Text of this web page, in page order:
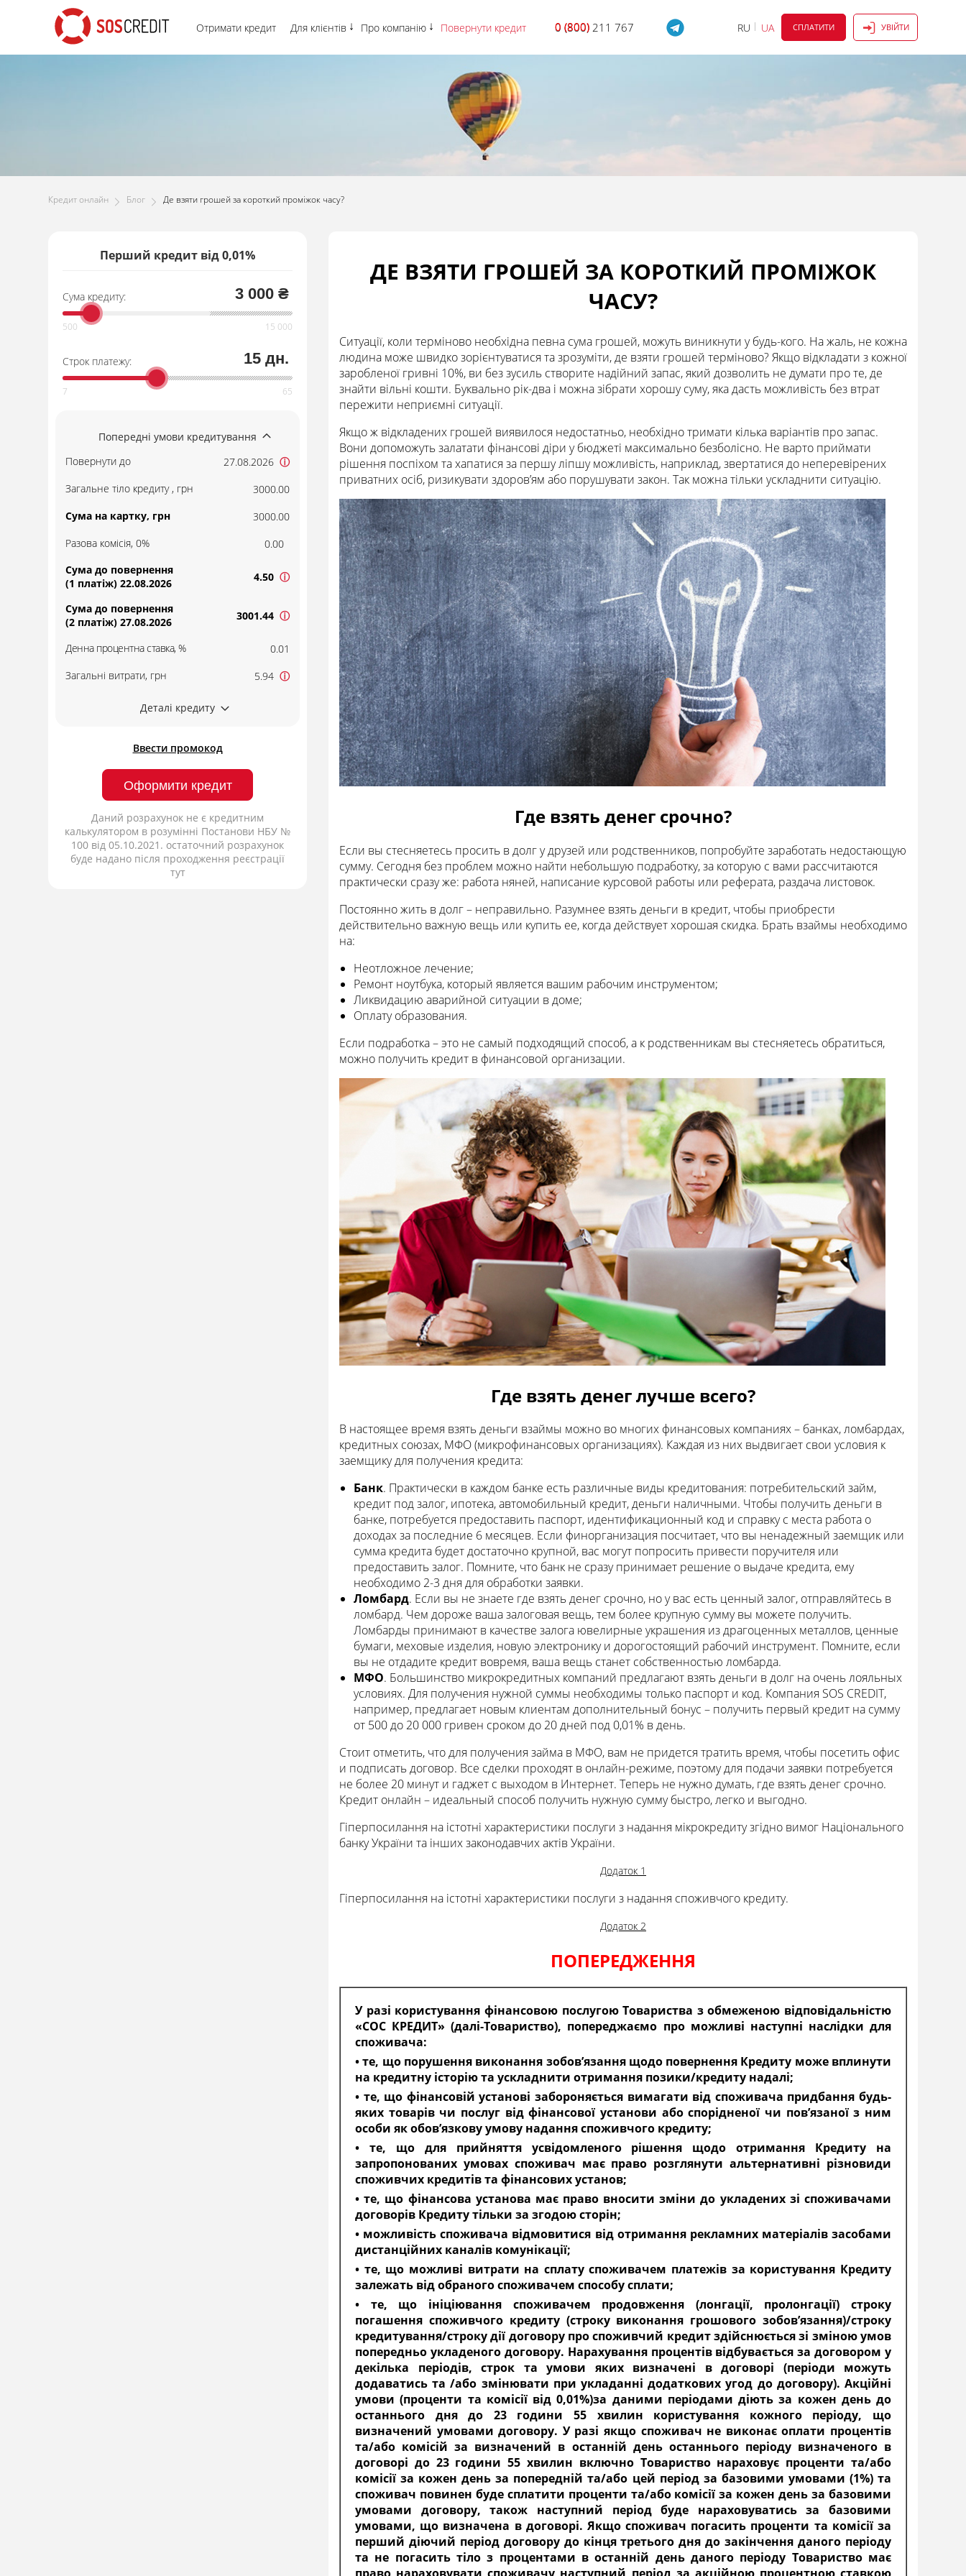
Отримати кредит Для клієнтів Про компанію Повернути кредит 0 (800)
0 (800) 211 767 RU UA СПЛАТИТИ УВІЙТИ
Кредит онлайн Блог Де взяти грошей за короткий проміжок часу?
Перший кредит від 0,01%
Сума кредиту: 3 000 ₴
Строк платежу: 15 дн.
Попередні умови кредитування
Повернути до
27.08.2026 ⓘ
Загальне тіло кредиту , грн
3000.00
Сума на картку, грн
3000.00
Разова комісія, 0%
0.00
Сума до повернення
(1 платіж) 22.08.2026
4.50 ⓘ
Сума до повернення
(2 платіж) 27.08.2026
3001.44 ⓘ
Денна процентна ставка, %
0.01
Загальні витрати, грн
5.94 ⓘ
Деталі кредиту
Ввести промокод
Оформити кредит
Даний розрахунок не є кредитним
калькулятором в розумінні Постанови НБУ №
100 від 05.10.2021. остаточний розрахунок
буде надано після проходження реєстрації
тут
ДЕ ВЗЯТИ ГРОШЕЙ ЗА КОРОТКИЙ ПРОМІЖОК
ЧАСУ?
Ситуації, коли терміново необхідна певна сума грошей, можуть виникнути у будь-кого. На жаль, не кожна
людина може швидко зорієнтуватися та зрозуміти, де взяти грошей терміново? Якщо відкладати з кожної
заробленої гривні 10%, ви без зусиль створите надійний запас, який дозволить не думати про те, де
знайти вільні кошти. Буквально рік-два і можна зібрати хорошу суму, яка дасть можливість без втрат
пережити неприємні ситуації.
Якщо ж відкладених грошей виявилося недостатньо, необхідно тримати кілька варіантів про запас.
Вони допоможуть залатати фінансові діри у бюджеті максимально безболісно. Не варто приймати
рішення поспіхом та хапатися за першу ліпшу можливість, наприклад, звертатися до неперевірених
приватних осіб, ризикувати здоров’ям або порушувати закон. Так можна тільки ускладнити ситуацію.
Где взять денег срочно?
Если вы стесняетесь просить в долг у друзей или родственников, попробуйте заработать недостающую
сумму. Сегодня без проблем можно найти небольшую подработку, за которую с вами рассчитаются
практически сразу же: работа няней, написание курсовой работы или реферата, раздача листовок.
Постоянно жить в долг – неправильно. Разумнее взять деньги в кредит, чтобы приобрести
действительно важную вещь или купить ее, когда действует хорошая скидка. Брать взаймы необходимо
на:
Неотложное лечение;
Ремонт ноутбука, который является вашим рабочим инструментом;
Ликвидацию аварийной ситуации в доме;
Оплату образования.
Если подработка – это не самый подходящий способ, а к родственникам вы стесняетесь обратиться,
можно получить кредит в финансовой организации.
Где взять денег лучше всего?
В настоящее время взять деньги взаймы можно во многих финансовых компаниях – банках, ломбардах,
кредитных союзах, МФО (микрофинансовых организациях). Каждая из них выдвигает свои условия к
заемщику для получения кредита:
Банк. Практически в каждом банке есть различные виды кредитования: потребительский займ,
кредит под залог, ипотека, автомобильный кредит, деньги наличными. Чтобы получить деньги в
банке, потребуется предоставить паспорт, идентификационный код и справку с места работа о
доходах за последние 6 месяцев. Если финорганизация посчитает, что вы ненадежный заемщик или
сумма кредита будет достаточно крупной, вас могут попросить привести поручителя или
предоставить залог. Помните, что банк не сразу принимает решение о выдаче кредита, ему
необходимо 2-3 дня для обработки заявки.
Ломбард. Если вы не знаете где взять денег срочно, но у вас есть ценный залог, отправляйтесь в
ломбард. Чем дороже ваша залоговая вещь, тем более крупную сумму вы можете получить.
Ломбарды принимают в качестве залога ювелирные украшения из драгоценных металлов, ценные
бумаги, меховые изделия, новую электронику и дорогостоящий рабочий инструмент. Помните, если
вы не отдадите кредит вовремя, ваша вещь станет собственностью ломбарда.
МФО. Большинство микрокредитных компаний предлагают взять деньги в долг на очень лояльных
условиях. Для получения нужной суммы необходимы только паспорт и код. Компания SOS CREDIT,
например, предлагает новым клиентам дополнительный бонус – получить первый кредит на сумму
от 500 до 20 000 гривен сроком до 20 дней под 0,01% в день.
Стоит отметить, что для получения займа в МФО, вам не придется тратить время, чтобы посетить офис
и подписать договор. Все сделки проходят в онлайн-режиме, поэтому для подачи заявки потребуется
не более 20 минут и гаджет с выходом в Интернет. Теперь не нужно думать, где взять денег срочно.
Кредит онлайн – идеальный способ получить нужную сумму быстро, легко и выгодно.
Гіперпосилання на істотні характеристики послуги з надання мікрокредиту згідно вимог Національного
банку України та інших законодавчих актів України.
Додаток 1
Гіперпосилання на істотні характеристики послуги з надання споживчого кредиту.
Додаток 2
ПОПЕРЕДЖЕННЯ
У разі користування фінансовою послугою Товариства з обмеженою відповідальністю
«СОС КРЕДИТ» (далі-Товариство), попереджаємо про можливі наступні наслідки для
споживача:
• те, що порушення виконання зобов’язання щодо повернення Кредиту може вплинути
на кредитну історію та ускладнити отримання позики/кредиту надалі;
• те, що фінансовій установі забороняється вимагати від споживача придбання будь-
яких товарів чи послуг від фінансової установи або спорідненої чи пов’язаної з ним
особи як обов’язкову умову надання споживчого кредиту;
• те, що для прийняття усвідомленого рішення щодо отримання Кредиту на
запропонованих умовах споживач має право розглянути альтернативні різновиди
споживчих кредитів та фінансових установ;
• те, що фінансова установа має право вносити зміни до укладених зі споживачами
договорів Кредиту тільки за згодою сторін;
• можливість споживача відмовитися від отримання рекламних матеріалів засобами
дистанційних каналів комунікації;
• те, що можливі витрати на сплату споживачем платежів за користування Кредиту
залежать від обраного споживачем способу сплати;
• те, що ініціювання споживачем продовження (лонгації, пролонгації) строку
погашення споживчого кредиту (строку виконання грошового зобов’язання)/строку
кредитування/строку дії договору про споживчий кредит здійснюється зі зміною умов
попередньо укладеного договору. Нарахування процентів відбувається за договором у
декілька періодів, строк та умови яких визначені в договорі (періоди можуть
додаватись та /або змінювати при укладанні додаткових угод до договору). Акційні
умови (проценти та комісії від 0,01%)за даними періодами діють за кожен день до
останнього дня до 23 години 55 хвилин користування кожного періоду, що
визначений умовами договору. У разі якщо споживач не виконає оплати процентів
та/або комісій за визначений в останній день останнього періоду визначеного в
договорі до 23 години 55 хвилин включно Товариство нараховує проценти та/або
комісії за кожен день за попередній та/або цей період за базовими умовами (1%) та
споживач повинен буде сплатити проценти та/або комісії за кожен день за базовими
умовами договору, також наступний період буде нараховуватись за базовими
умовами, що визначена в договорі. Якщо споживач погасить проценти та комісії за
перший діючий період договору до кінця третього дня до закінчення даного періоду
та не погасить тіло з процентами в останній день даного періоду Товариство має